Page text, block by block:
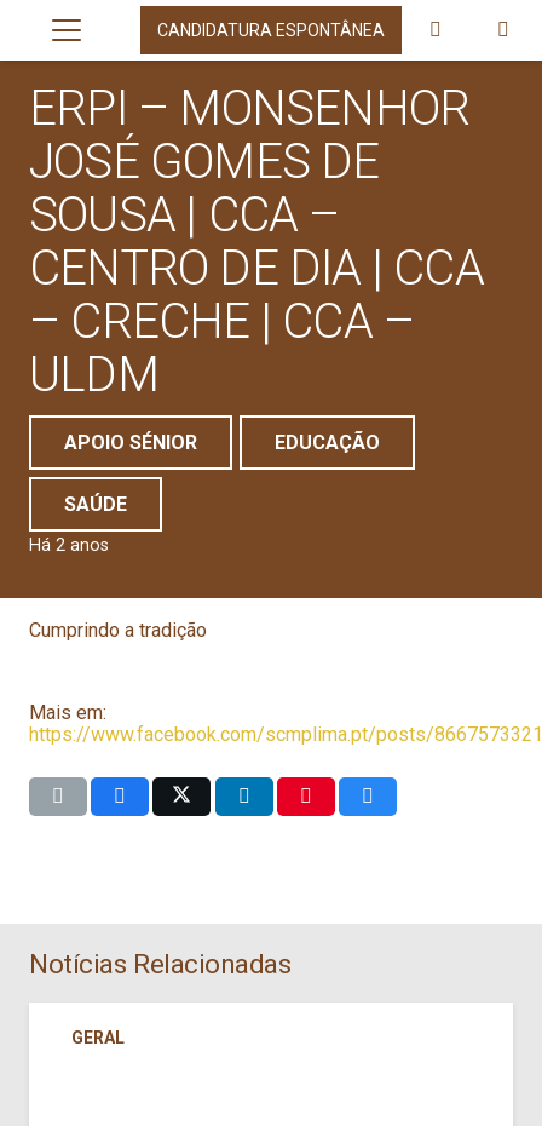
CANDIDATURA ESPONTÂNEA
ERPI – MONSENHOR
JOSÉ GOMES DE
SOUSA | CCA –
CENTRO DE DIA | CCA
– CRECHE | CCA –
ULDM
APOIO SÉNIOR EDUCAÇÃO
SAÚDE
Há 2 anos
Cumprindo a tradição
Mais em:
https://www.facebook.com/scmplima.pt/posts/
Notícias Relacionadas
GERAL